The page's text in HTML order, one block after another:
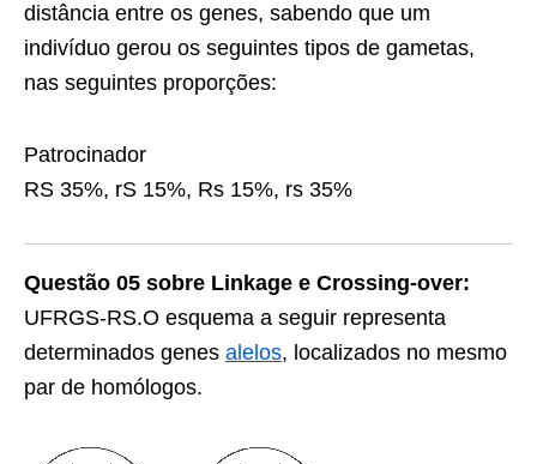
distância en­tre os genes, sabendo que um
indivíduo gerou os seguintes tipos de gametas,
nas seguintes proporções:
Patrocinador
RS 35%, rS 15%, Rs 15%, rs 35%
Questão 05 sobre Linkage e Crossing-over:
UFRGS-RS.O esquema a seguir representa
determinados genes alelos, localizados no mesmo
par de homólogos.